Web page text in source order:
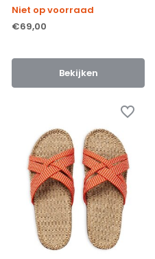
Niet op voorraad
€69,00
Bekijken